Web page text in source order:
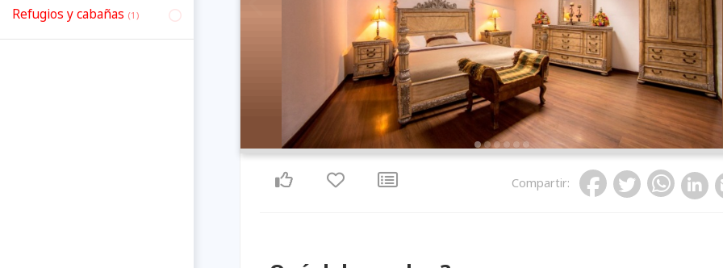
Refugios y cabañas (1)
Compartir: